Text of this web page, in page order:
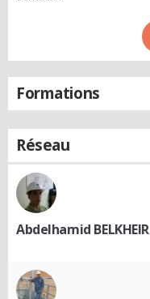
Formations
Réseau
Abdelhamid BELKHEIR